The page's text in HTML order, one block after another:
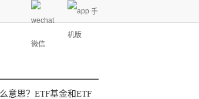
微信
手
机版
意思？ETF基金和ETF